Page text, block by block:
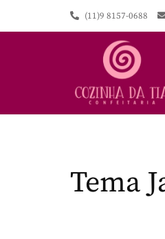
(11)9 8157-0688
Tema